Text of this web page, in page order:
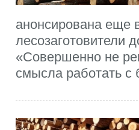
анонсирована еще
лесозаготовители
«Совершенно не
смысла работать с